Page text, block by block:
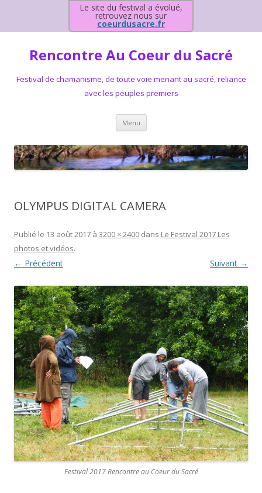
Le site du festival a évolué,
retrouvez nous sur
coeurdusacre.fr
Rencontre Au Coeur du Sacré
Festival de chamanisme, de toute voie menant au sacré, reliance
avec les peuples premiers
Menu Aller au contenu principal
OLYMPUS DIGITAL CAMERA
Publié le 13 août 2017 à 3200 × 2400 dans Le Festival 2017 Les
photos et vidéos.
← Précédent Suivant →
Festival 2017 Rencontre au Coeur du Sacré